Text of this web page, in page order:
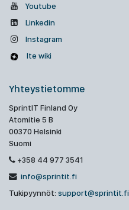
Youtube
Linkedin
Instagram
Ite wiki
Yhteystietomme
SprintIT Finland Oy
Atomitie 5 B
00370 Helsinki
Suomi
+358 44 977 3541
info@sprintit.fi
Tukipyynnöt: support@sprintit.fi